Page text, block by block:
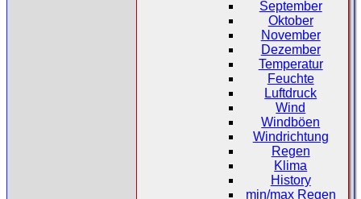
September
Oktober
November
Dezember
Temperatur
Feuchte
Luftdruck
Wind
Windböen
Windrichtung
Regen
Klima
History
min/max Regen